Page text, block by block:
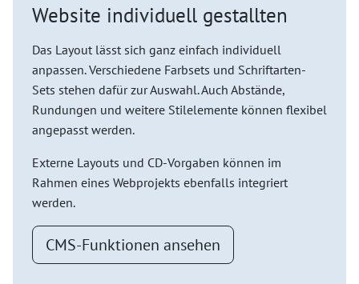
Website individuell gestallten
Das Layout lässt sich ganz einfach individuell
anpassen. Verschiedene Farbsets und Schriftarten-
Sets stehen dafür zur Auswahl. Auch Abstände,
Rundungen und weitere Stilelemente können flexibel
angepasst werden.
Externe Layouts und CD-Vorgaben können im
Rahmen eines Webprojekts ebenfalls integriert
werden.
CMS-Funktionen ansehen